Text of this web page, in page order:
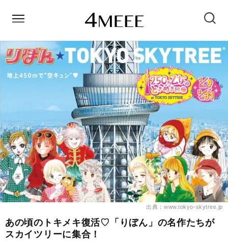
出典：www.tokyo-skytree.jp
あの頃のトキメキ復活♡「りぼん」の名作たちが
スカイツリーに集合！